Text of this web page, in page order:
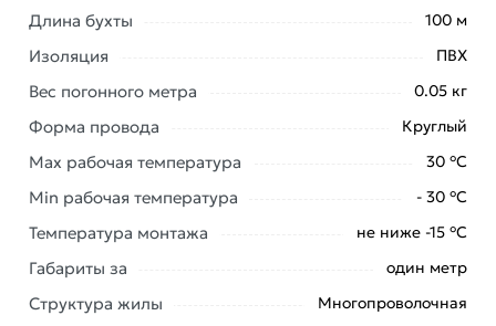
Наши профессиональные менеджеры обработают
заказ и свяжутся с Вами для согласования условий
доставки или самовывоза. Перед оформлением
онлайн заказа рекомендуем ознакомиться с
Данний товар от производителя
сертифицирован,
купленного товарa в течение 7 дней (наличие чека
обязательно).
Длина бухты 100 м
Изоляция ПВХ
Вес погонного метра 0.05 кг
Форма провода Круглый
Max рабочая температура 30 °С
Min рабочая температура - 30 °С
Температура монтажа не ниже -15 °С
Габариты за один метр
Структура жилы Многопроволочная